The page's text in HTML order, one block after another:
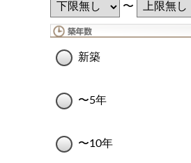
〜
新築
〜5年
〜10年